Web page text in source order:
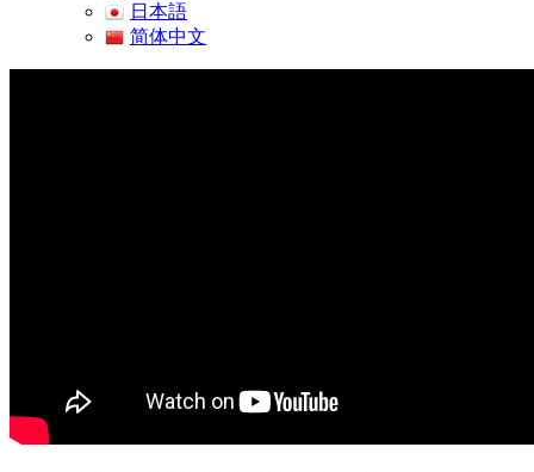
日本語
简体中文